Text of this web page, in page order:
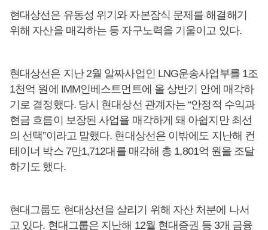
현대상선은 유동성 위기와 자본잠식 문제를 해결해기
위해 자산을 매각하는 등 자구노력을 기울이고 있다.
현대상선은 지난 2월 알짜사업인 LNG운송사업부를 1조
1천억 원에 IMM인베스트먼트에 올 상반기 안에 매각하
기로 결정했다. 당시 현대상선 관계자는 “안정적 수익과
현금 흐름이 보장된 사업을 매각하게 돼 아쉽지만 최선
의 선택”이라고 말했다. 현대상선은 이밖에도 지난해 컨
테이너 박스 7만1,712대를 매각해 총 1,801억 원을 조달
하기도 했다.
현대그룹도 현대상선을 살리기 위해 자산 처분에 나서
고 있다. 현대그룹은 지난해 12월 현대증권 등 3개 금융